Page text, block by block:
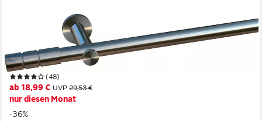
Gardinenstange Hamburg, Ø 20 mm, 1-läufig, Wunschmaßlänge,
mit Bohren, verschraubt, Metall, Komplett-Set inkl.
Montagematerial
(48)
ab 18,99 € UVP 29,53 €
nur diesen Monat
-36%